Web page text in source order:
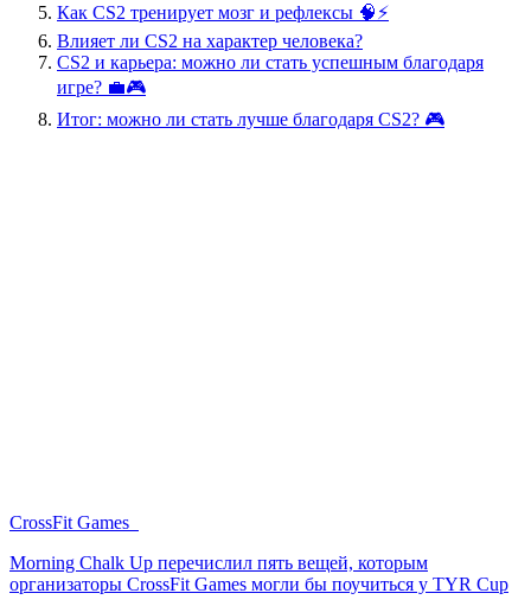
Как CS2 тренирует мозг и рефлексы 🧠⚡
Влияет ли CS2 на характер человека?
CS2 и карьера: можно ли стать успешным благодаря
игре? 💼🎮
Итог: можно ли стать лучше благодаря CS2? 🎮
CrossFit Games
Morning Chalk Up перечислил пять вещей, которым
организаторы CrossFit Games могли бы поучиться у TYR Cup